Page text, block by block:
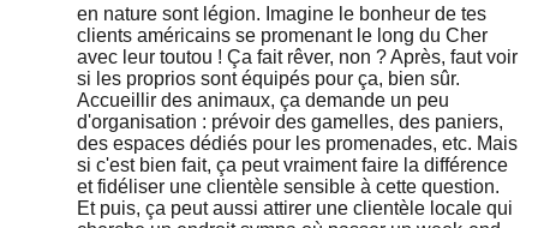
en nature sont légion. Imagine le bonheur de tes
clients américains se promenant le long du Cher
avec leur toutou ! Ça fait rêver, non ? Après, faut voir
si les proprios sont équipés pour ça, bien sûr.
Accueillir des animaux, ça demande un peu
d'organisation : prévoir des gamelles, des paniers,
des espaces dédiés pour les promenades, etc. Mais
si c'est bien fait, ça peut vraiment faire la différence
et fidéliser une clientèle sensible à cette question.
Et puis, ça peut aussi attirer une clientèle locale qui